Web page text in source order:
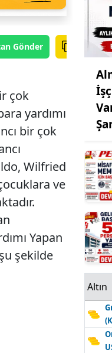
Gönder
çok
yardımı
bir çok
Wilfried
ve
Yapan
şu şekilde
Altın